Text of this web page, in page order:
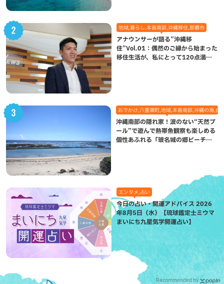
地域,暮らし,本島南部,沖縄移住,那覇市
アナウンサーが語る”沖縄移
住”Vol.01：偶然のご縁から始まった
移住生活が、私にとって120点満点
おでかけ,八重瀬町,地域,本島南部,沖縄の海,自
沖縄南部の隠れ家！波のない“天然プ
ール”で遊んで熱帯魚観察も楽しめる
個性あふれる「玻名城の郷ビーチ」
エンタメ,占い
今日の占い・開運アドバイス 2026
年8月5日（水）【琉球鑑定士ミウマ
まいにち九星気学開運占い】
Recommended by